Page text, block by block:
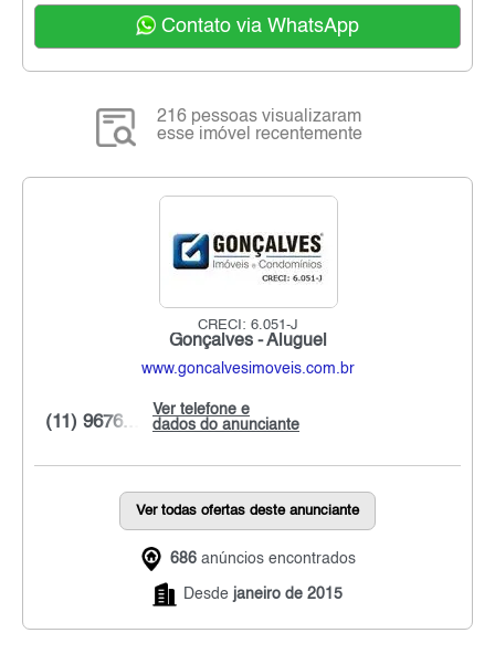
Contato via WhatsApp
216 pessoas visualizaram
esse imóvel recentemente
CRECI: 6.051-J
Gonçalves - Aluguel
www.goncalvesimoveis.com.br
Ver telefone e
dados do anunciante
(11) 9676...
Ver todas ofertas deste anunciante
686 anúncios encontrados
Desde janeiro de 2015